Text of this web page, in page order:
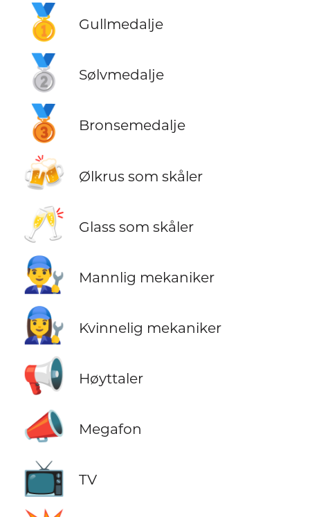
🥇 Gullmedalje
🥈 Sølvmedalje
🥉 Bronsemedalje
🍻 Ølkrus som skåler
🥂 Glass som skåler
👨‍🔧 Mannlig mekaniker
👩‍🔧 Kvinnelig mekaniker
📢 Høyttaler
📣 Megafon
📺 TV